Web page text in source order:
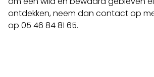
ontdekken, neem dan contact op
op 05 46 84 81 65.